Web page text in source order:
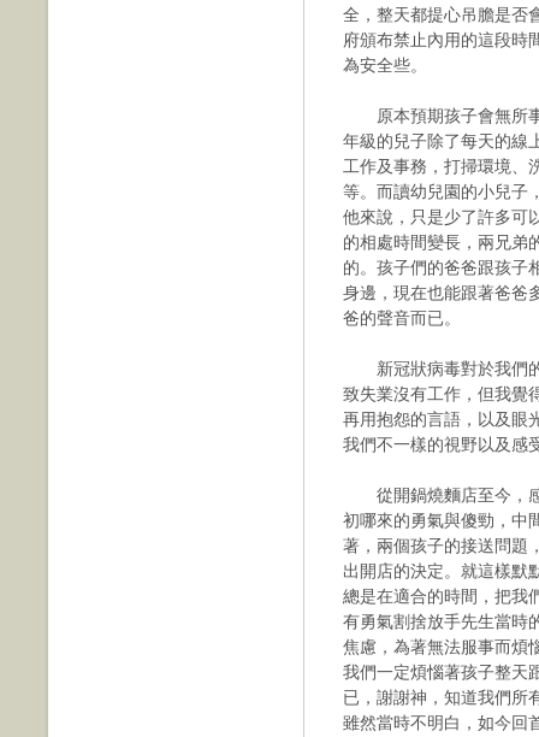
全，整天都提心吊膽是否
府頒布禁止內用的這段時
為安全些。
原本預期孩子會無所事
年級的兒子除了每天的線
工作及事務，打掃環境、
等。而讀幼兒園的小兒子
他來說，只是少了許多可
的相處時間變長，兩兄弟
的。孩子們的爸爸跟孩子
身邊，現在也能跟著爸爸
爸的聲音而已。
新冠狀病毒對於我們的
致失業沒有工作，但我覺
再用抱怨的言語，以及眼
我們不一樣的視野以及感
從開鍋燒麵店至今，感
初哪來的勇氣與傻勁，中
著，兩個孩子的接送問題
出開店的決定。就這樣默
總是在適合的時間，把我
有勇氣割捨放手先生當時
焦慮，為著無法服事而煩
我們一定煩惱著孩子整天
已，謝謝神，知道我們所
雖然當時不明白，如今回